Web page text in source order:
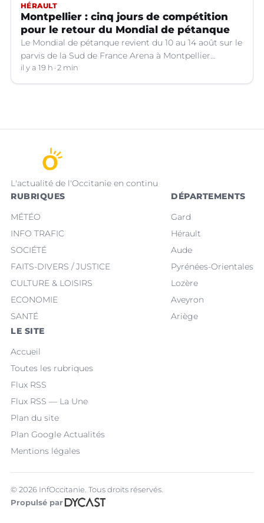
HÉRAULT
Montpellier : cinq jours de compétition
pour le retour du Mondial de pétanque
Le Mondial de pétanque revient du 10 au 14 août sur le
parvis de la Sud de France Arena à Montpellier
(Hérault).
il y a 19 h 2 min
L'actualité de l'Occitanie en continu
RUBRIQUES
MÉTÉO
INFO TRAFIC
SOCIÉTÉ
FAITS-DIVERS / JUSTICE
CULTURE & LOISIRS
ECONOMIE
SANTÉ
DÉPARTEMENTS
Gard
Hérault
Aude
Pyrénées-Orientales
Lozère
Aveyron
Ariège
LE SITE
Accueil
Toutes les rubriques
Flux RSS
Flux RSS — La Une
Plan du site
Plan Google Actualités
Mentions légales
© 2026 InfOccitanie. Tous droits réservés.
Propulsé par